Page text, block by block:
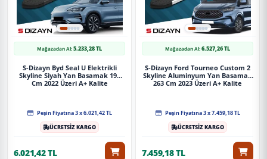
Mağazadan Al:5.233,28 TL
S-Dizayn Byd Seal U Elektrikli
Skyline Siyah Yan Basamak 193
Cm 2022 Üzeri A+ Kalite
Peşin Fiyatına 3 x 6.021,42 TL
ÜCRETSİZ KARGO
6.021,42 TL
Mağazadan Al:6.527,26 TL
S-Dizayn Ford Tourneo Custom 2
Skyline Aluminyum Yan Basamak
263 Cm 2023 Üzeri A+ Kalite
Peşin Fiyatına 3 x 7.459,18 TL
ÜCRETSİZ KARGO
7.459,18 TL